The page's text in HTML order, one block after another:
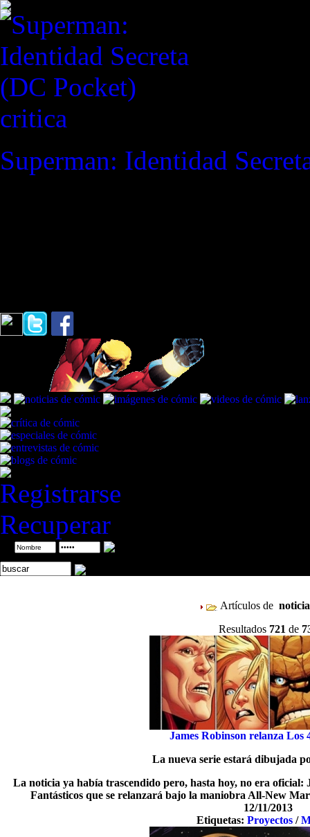
critica
Superman: Identidad
Registrarse
Recuperar
Artículos de
Resultados 721 de
James Robinson relanza Los
La nueva serie estará dibujada
La noticia ya había trascendido pero, hasta hoy, no era oficial:
Fantásticos que se relanzará bajo la maniobra All-New
12/11/2013
Etiquetas: Proyectos /